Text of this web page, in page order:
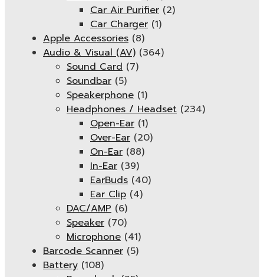
Car Air Purifier (2)
Car Charger (1)
Apple Accessories (8)
Audio & Visual (AV) (364)
Sound Card (7)
Soundbar (5)
Speakerphone (1)
Headphones / Headset (234)
Open-Ear (1)
Over-Ear (20)
On-Ear (88)
In-Ear (39)
EarBuds (40)
Ear Clip (4)
DAC/AMP (6)
Speaker (70)
Microphone (41)
Barcode Scanner (5)
Battery (108)